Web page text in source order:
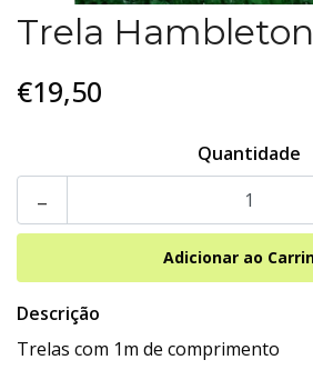
Trela Hambleton
€19,50
Quantidade
-
Descrição
Trelas com 1m de comprimento